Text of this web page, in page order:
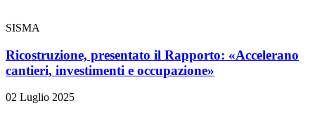
SISMA
Ricostruzione, presentato il Rapporto: «Accelerano
cantieri, investimenti e occupazione»
02 Luglio 2025